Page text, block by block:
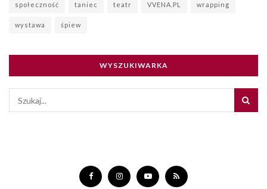
społeczność taniec teatr VVENA.PL wrapping
wystawa śpiew
WYSZUKIWARKA